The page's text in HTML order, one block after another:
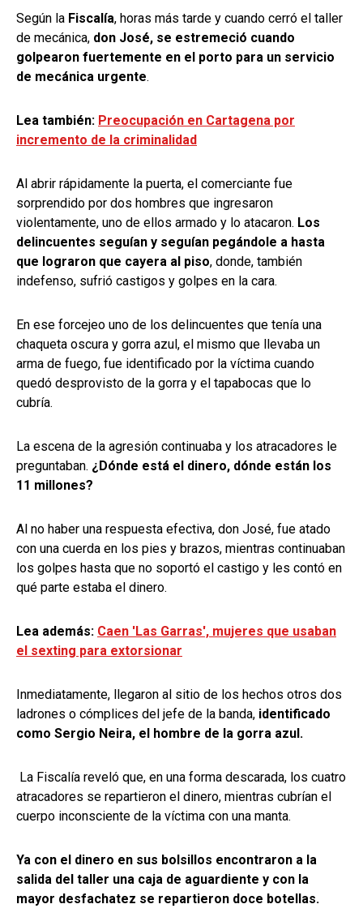
Según la Fiscalía, horas más tarde y cuando cerró el taller
de mecánica, don José, se estremeció cuando
golpearon fuertemente en el porto para un servicio
de mecánica urgente.
Lea también: Preocupación en Cartagena por
incremento de la criminalidad
Al abrir rápidamente la puerta, el comerciante fue
sorprendido por dos hombres que ingresaron
violentamente, uno de ellos armado y lo atacaron. Los
delincuentes seguían y seguían pegándole a hasta
que lograron que cayera al piso, donde, también
indefenso, sufrió castigos y golpes en la cara.
En ese forcejeo uno de los delincuentes que tenía una
chaqueta oscura y gorra azul, el mismo que llevaba un
arma de fuego, fue identificado por la víctima cuando
quedó desprovisto de la gorra y el tapabocas que lo
cubría.
La escena de la agresión continuaba y los atracadores le
preguntaban. ¿Dónde está el dinero, dónde están los
11 millones?
Al no haber una respuesta efectiva, don José, fue atado
con una cuerda en los pies y brazos, mientras continuaban
los golpes hasta que no soportó el castigo y les contó en
qué parte estaba el dinero.
Lea además: Caen 'Las Garras', mujeres que usaban
el sexting para extorsionar
Inmediatamente, llegaron al sitio de los hechos otros dos
ladrones o cómplices del jefe de la banda, identificado
como Sergio Neira, el hombre de la gorra azul.
La Fiscalía reveló que, en una forma descarada, los cuatro
atracadores se repartieron el dinero, mientras cubrían el
cuerpo inconsciente de la víctima con una manta.
Ya con el dinero en sus bolsillos encontraron a la
salida del taller una caja de aguardiente y con la
mayor desfachatez se repartieron doce botellas.